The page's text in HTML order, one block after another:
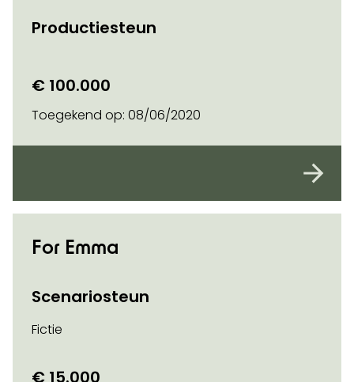
Productiesteun
€ 100.000
Toegekend op: 08/06/2020
For Emma
Scenariosteun
Fictie
€ 15.000